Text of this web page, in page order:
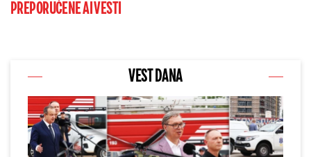
PREPORUČENE AI VESTI
VEST DANA